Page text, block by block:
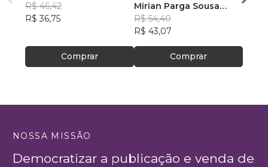
R$ 46,42
R$ 36,75
Comprar
Mirian Parga Sousa
Vieira
R$ 54,40
R$ 43,07
Comprar
NOSSA MISSÃO
Democratizar a publicação e venda de